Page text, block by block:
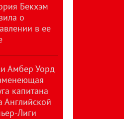
Бекхэм
о
в ее
Амбер Уорд
капитана
Английской
Лиги